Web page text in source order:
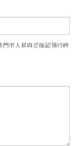
市人員與您確認預約時